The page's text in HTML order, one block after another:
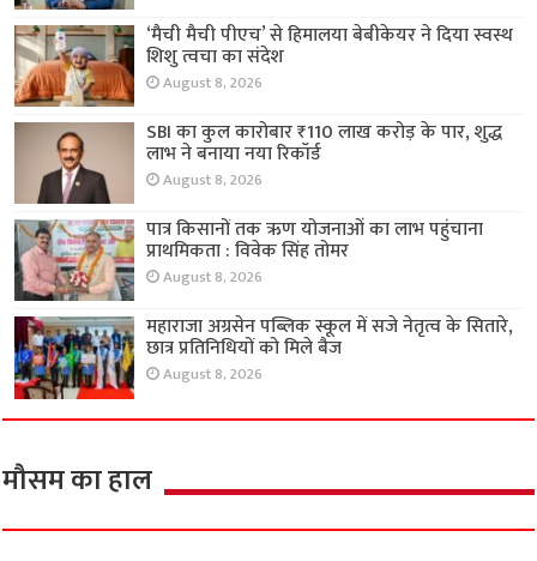
‘मैची मैची पीएच’ से हिमालया बेबीकेयर ने दिया स्वस्थ
शिशु त्वचा का संदेश
August 8, 2026
SBI का कुल कारोबार ₹110 लाख करोड़ के पार, शुद्ध
लाभ ने बनाया नया रिकॉर्ड
August 8, 2026
पात्र किसानों तक ऋण योजनाओं का लाभ पहुंचाना
प्राथमिकता : विवेक सिंह तोमर
August 8, 2026
महाराजा अग्रसेन पब्लिक स्कूल में सजे नेतृत्व के सितारे,
छात्र प्रतिनिधियों को मिले बैज
August 8, 2026
मौसम का हाल